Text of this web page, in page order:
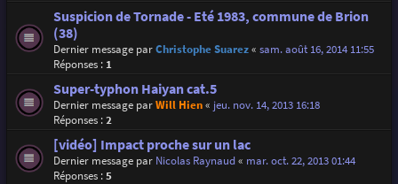
Suspicion de Tornade - Eté 1983, commune de Brion
(38)
Dernier message parChristophe Suarez« sam. août 16, 2014 11:55
Réponses : 1
Super-typhon Haiyan cat.5
Dernier message parWill Hien« jeu. nov. 14, 2013 16:18
Réponses :2
[vidéo] Impact proche sur un lac
Dernier message par Nicolas Raynaud« mar. oct. 22, 2013 01:44
Réponses :5